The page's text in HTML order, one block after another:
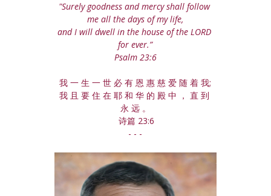
"Surely goodness and mercy shall follow
me all the days of my life,
and I will dwell in the house of the LORD
for ever.”
Psalm 23:6
我 一 生 一 世 必 有 恩 惠 慈 爱 随 着 我;
我 且 要 住 在 耶 和 华 的 殿 中 ， 直 到
永 远 。
诗篇 23:6
- - -